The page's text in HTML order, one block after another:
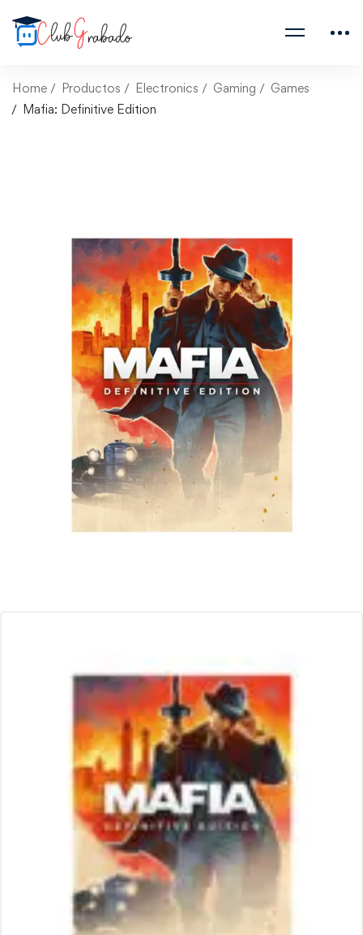
Home Productos Electronics Gaming
Games
Mafia: Definitive Edition